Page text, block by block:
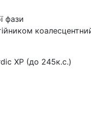
фази
XP (до 245к.с.)